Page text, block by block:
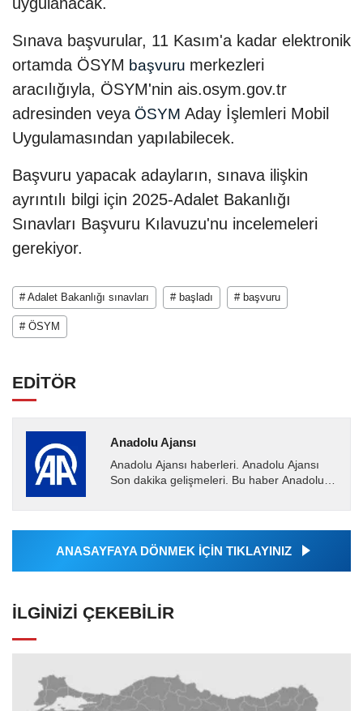
Sınava başvurular, 11 Kasım'a kadar elektronik
ortamda ÖSYM başvuru merkezleri
aracılığıyla, ÖSYM'nin ais.osym.gov.tr
adresinden veya ÖSYM Aday İşlemleri Mobil
Uygulamasından yapılabilecek.
Başvuru yapacak adayların, sınava ilişkin
ayrıntılı bilgi için 2025-Adalet Bakanlığı
Sınavları Başvuru Kılavuzu'nu incelemeleri
gerekiyor.
# Adalet Bakanlığı sınavları # başladı # başvuru
# ÖSYM
EDİTÖR
Anadolu Ajansı
Anadolu Ajansı haberleri. Anadolu Ajansı
Son dakika gelişmeleri. Bu haber Anadolu
Ajansı tarafından...
ANASAYFAYA DÖNMEK İÇİN TIKLAYINIZ
İLGINIZI ÇEKEBILIR